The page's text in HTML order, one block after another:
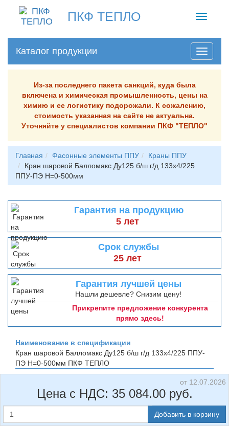
ПКФ ТЕПЛО
Toggle
Каталог продукции
Из-за последнего пакета санкций, куда была
включена и химическая промышленность, цены на
химию и ее логистику подорожали. К сожалению,
стоимость указанная на сайте не актуальна.
Уточняйте у специалистов компании ПКФ "ТЕПЛО"
Главная Фасонные элементы ППУ
Краны ППУ
Кран шаровой Балломакс Ду125 б/ш г/д 133х4/225
ППУ-ПЭ H=0-500мм
Гарантия на продукцию
5 лет
Срок службы
25 лет
Гарантия лучшей цены
Нашли дешевле? Снизим цену!
Прикрепите предложение конкурента
прямо здесь!
Наименование в спецификации
Кран шаровой Балломакс Ду125 б/ш г/д 133х4/225 ППУ-
ПЭ H=0-500мм ПКФ ТЕПЛО
от 12.07.2026
Цена с НДС: 35 084.00руб.
Добавить в корзину